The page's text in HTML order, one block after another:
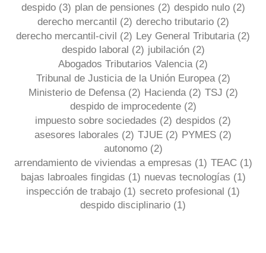
despido (3) plan de pensiones (2) despido nulo (2)
derecho mercantil (2) derecho tributario (2)
derecho mercantil-civil (2) Ley General Tributaria (2)
despido laboral (2) jubilación (2)
Abogados Tributarios Valencia (2)
Tribunal de Justicia de la Unión Europea (2)
Ministerio de Defensa (2) Hacienda (2) TSJ (2)
despido de improcedente (2)
impuesto sobre sociedades (2) despidos (2)
asesores laborales (2) TJUE (2) PYMES (2)
autonomo (2)
arrendamiento de viviendas a empresas (1) TEAC (1)
bajas labroales fingidas (1) nuevas tecnologías (1)
inspección de trabajo (1) secreto profesional (1)
despido disciplinario (1)